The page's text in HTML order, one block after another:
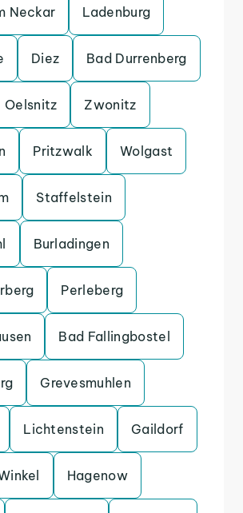
Neckar Ladenburg
Diez Bad Durrenberg
Oelsnitz Zwonitz
Pritzwalk Wolgast
Staffelstein
Burladingen
Perleberg
Bad Fallingbostel
Grevesmuhlen
Lichtenstein Gaildorf
Hagenow